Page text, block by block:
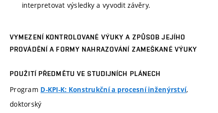
interpretovat výsledky a vyvodit závěry.
VYMEZENÍ KONTROLOVANÉ VÝUKY A ZPŮSOB JEJÍHO
PROVÁDĚNÍ A FORMY NAHRAZOVÁNÍ ZAMEŠKANÉ VÝUKY
POUŽITÍ PŘEDMĚTU VE STUDIJNÍCH PLÁNECH
Program D-KPI-K: Konstrukční a procesní inženýrství,
doktorský